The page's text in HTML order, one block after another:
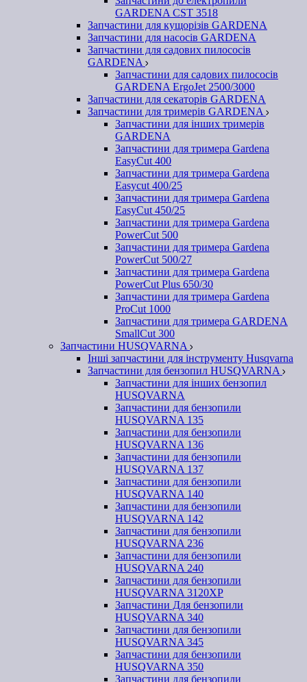
GARDENA CST 3518
Запчастини для кущорізів GARDENA
Запчастини для насосів GARDENA
Запчастини для садових пилососів
GARDENA
Запчастини для садових пилососів
GARDENA ErgoJet 2500/3000
Запчастини для секаторів GARDENA
Запчастини для тримерів GARDENA
Запчастини для інших тримерів
GARDENA
Запчастини для тримера Gardena
EasyCut 400
Запчастини для тримера Gardena
Easycut 400/25
Запчастини для тримера Gardena
EasyCut 450/25
Запчастини для тримера Gardena
PowerCut 500
Запчастини для тримера Gardena
PowerCut 500/27
Запчастини для тримера Gardena
PowerCut Plus 650/30
Запчастини для тримера Gardena
ProCut 1000
Запчастини для тримера GARDENA
SmallCut 300
Запчастини HUSQVARNA
Інші запчастини для інструменту Husqvarna
Запчастини для бензопил HUSQVARNA
Запчастини для інших бензопил
HUSQVARNA
Запчастини для бензопили
HUSQVARNA 135
Запчастини для бензопили
HUSQVARNA 136
Запчастини для бензопили
HUSQVARNA 137
Запчастини для бензопили
HUSQVARNA 140
Запчастини для бензопили
HUSQVARNA 142
Запчастини для бензопили
HUSQVARNA 236
Запчастини для бензопили
HUSQVARNA 240
Запчастини для бензопили
HUSQVARNA 3120XP
Запчастини Для бензопили
HUSQVARNA 340
Запчастини для бензопили
HUSQVARNA 345
Запчастини для бензопили
HUSQVARNA 350
Запчастини для бензопили